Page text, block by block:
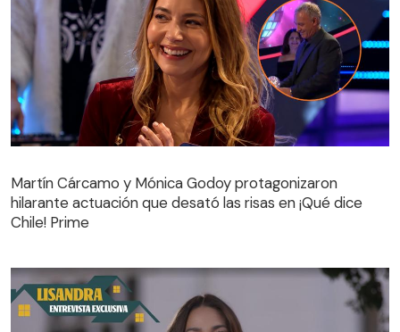
hilarante actuación que desató las risas en ¡Qué dice
Chile! Prime
Martín Cárcamo y Mónica Godoy protagonizaron
hilarante actuación que desató las risas en ¡Qué dice
Chile! Prime